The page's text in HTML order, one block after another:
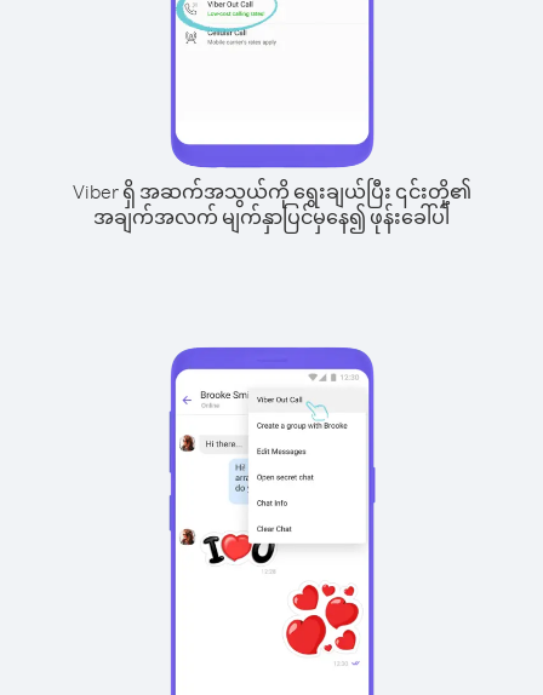
Viber ရှိ အဆက်အသွယ်ကို ရွေးချယ်ပြီး ၎င်းတို့၏
အချက်အလက် မျက်နှာပြင်မှနေ၍ ဖုန်းခေါ်ပါ